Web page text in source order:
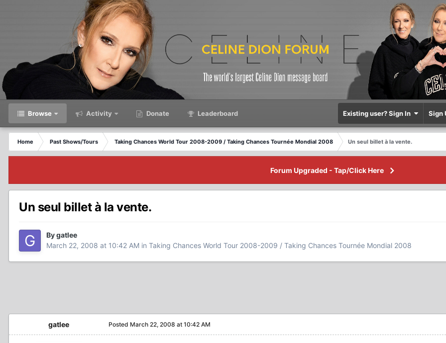
Browse Activity Donate Leaderboard Existing user? Sign In Sign
Home Past Shows/Tours Taking Chances World Tour 2008-2009 / Taking Chances Tournée Mondial 2008 Un seul billet à la vente.
Forum Upgraded - Tap/Click Here
Un seul billet à la vente.
By gatlee
March 22, 2008 at 10:42 AM in Taking Chances World Tour 2008-2009 / Taking Chances Tournée Mondial 2008
gatlee Posted March 22, 2008 at 10:42 AM